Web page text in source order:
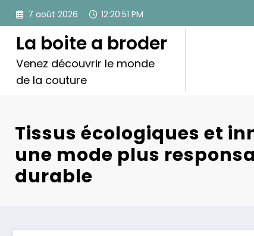
Aller
contenu
7 août 2026 12:20:52 PM
La boite a broder
Venez découvrir le monde
de la couture
Tissus écologiques et
une mode plus
durable